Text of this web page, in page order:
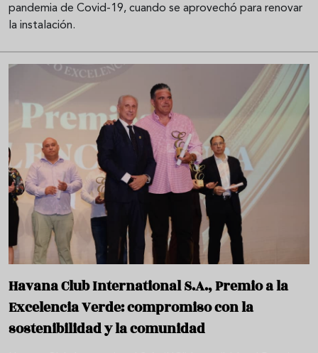
pandemia de Covid-19, cuando se aprovechó para renovar
la instalación.
Havana Club International S.A., Premio a la
Excelencia Verde: compromiso con la
sostenibilidad y la comunidad